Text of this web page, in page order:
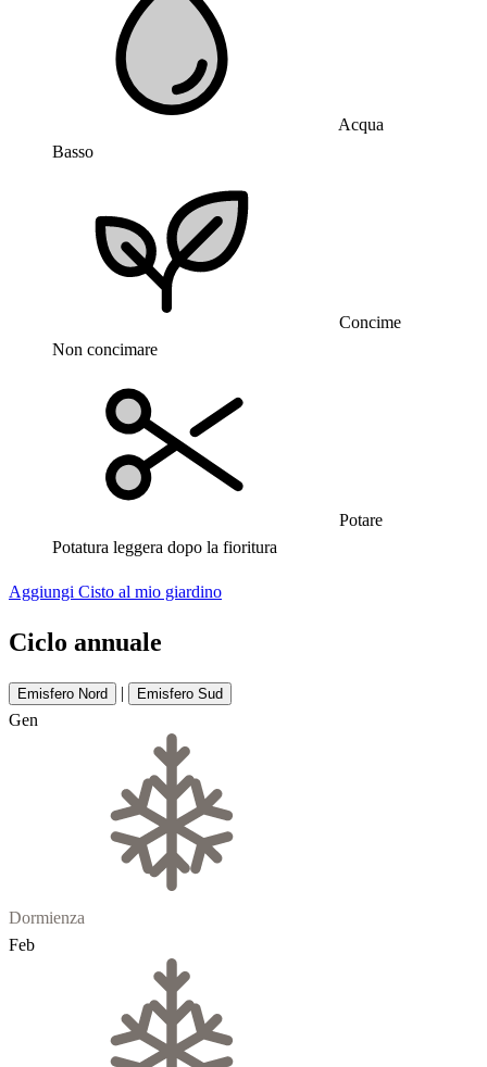
Acqua
Basso
Concime
Non concimare
Potare
Potatura leggera dopo la fioritura
Aggiungi Cisto al mio giardino
Ciclo annuale
Emisfero Nord | Emisfero Sud
Gen
Dormienza
Feb